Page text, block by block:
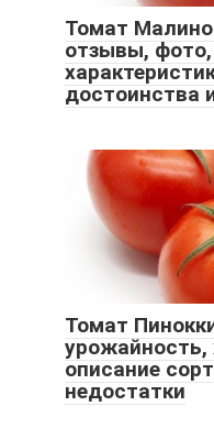
Томат
отзывы,
достоинства
Томат
урожайность,
описание
недостатки